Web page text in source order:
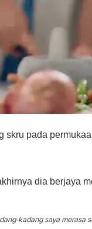
pada
dia berjaya
kadang saya merasa